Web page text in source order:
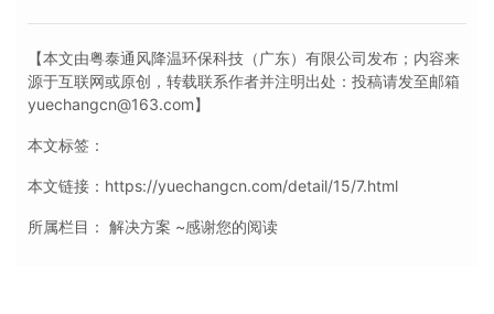
【本文由粤泰通风降温环保科技（广东）有限公司发布；内容来
源于互联网或原创，转载联系作者并注明出处：投稿请发至邮箱
yuechangcn@163.com】
本文标签：
本文链接：https://yuechangcn.com/detail/15/7.html
所属栏目： 解决方案 ~感谢您的阅读